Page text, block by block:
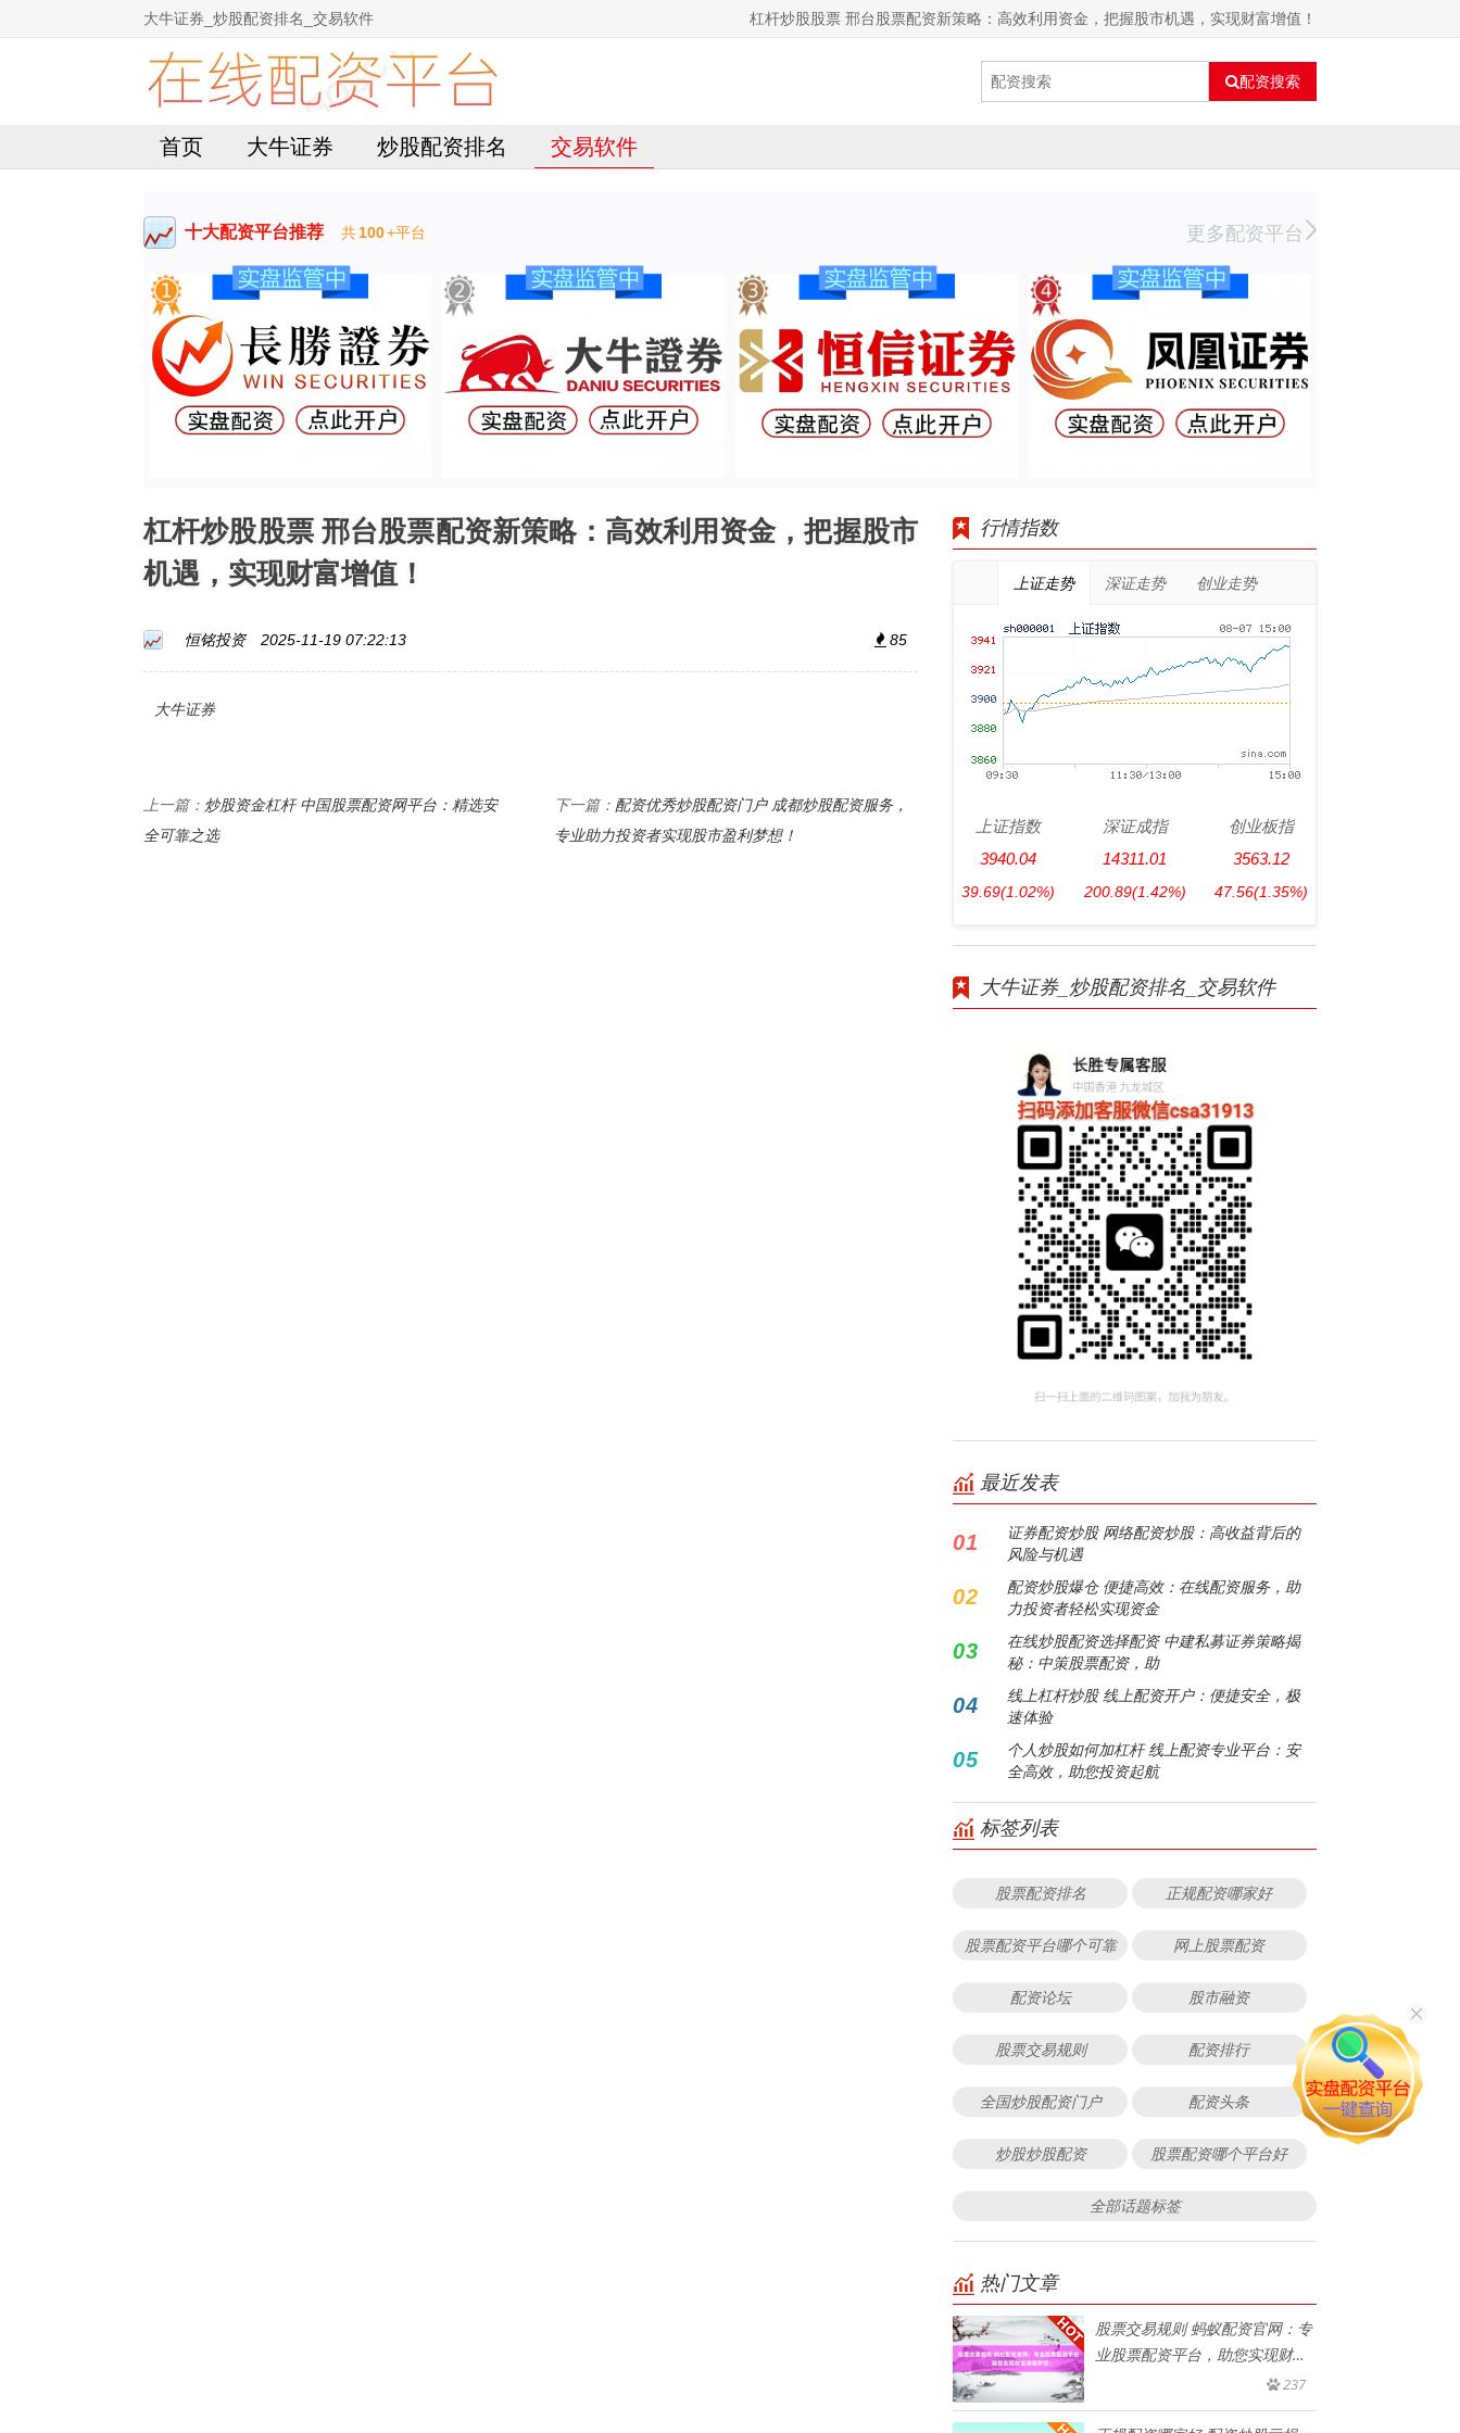
大牛证券_炒股配资排名_交易软件 杠杆炒股股票 邢台股票配资新策略：高效利用资金，把握股市机遇，实现财富增值！
配资搜索
首页 大牛证券 炒股配资排名 交易软件
十大配资平台推荐 共100+平台 更多配资平台
杠杆炒股股票 邢台股票配资新策略：高效利用资金，把握股市
机遇，实现财富增值！
恒铭投资 2025-11-19 07:22:13 85
大牛证券
上一篇： 炒股资金杠杆 中国股票配资网平台：精选安
全可靠之选
下一篇： 配资优秀炒股配资门户 成都炒股配资服务，
专业助力投资者实现股市盈利梦想！
行情指数
上证走势 深证走势 创业走势
上证指数
3940.04
39.69(1.02%)
深证成指
14311.01
200.89(1.42%)
创业板指
3563.12
47.56(1.35%)
大牛证券_炒股配资排名_交易软件
最近发表
01
证券配资炒股 网络配资炒股：高收益背后的
风险与机遇
02
配资炒股爆仓 便捷高效：在线配资服务，助
力投资者轻松实现资金
03
在线炒股配资选择配资 中建私募证券策略揭
秘：中策股票配资，助
04
线上杠杆炒股 线上配资开户：便捷安全，极
速体验
05
个人炒股如何加杠杆 线上配资专业平台：安
全高效，助您投资起航
标签列表
股票配资排名 正规配资哪家好
股票配资平台哪个可靠 网上股票配资
配资论坛 股市融资
股票交易规则 配资排行
全国炒股配资门户 配资头条
炒股炒股配资 股票配资哪个平台好
全部话题标签
热门文章
股票交易规则 蚂蚁配资官网：专
业股票配资平台，助您实现财富
237